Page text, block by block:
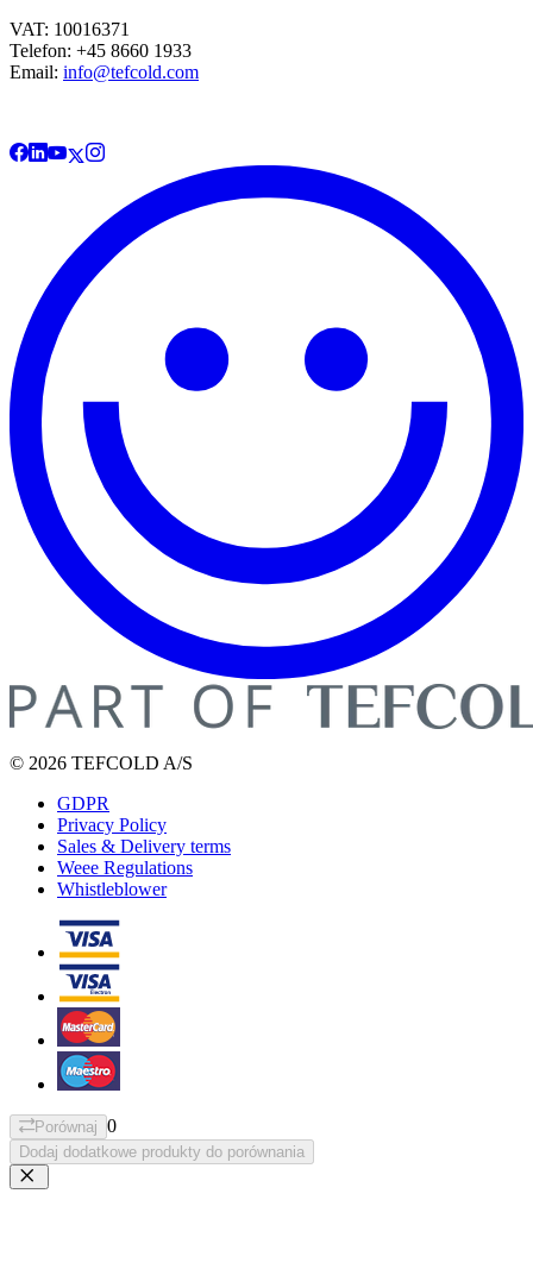
VAT: 10016371
Telefon: +45 8660 1933
Email: info@tefcold.com
© 2026 TEFCOLD A/S
GDPR
Privacy Policy
Sales & Delivery terms
Weee Regulations
Whistleblower
Porównaj 0
Dodaj dodatkowe produkty do porównania